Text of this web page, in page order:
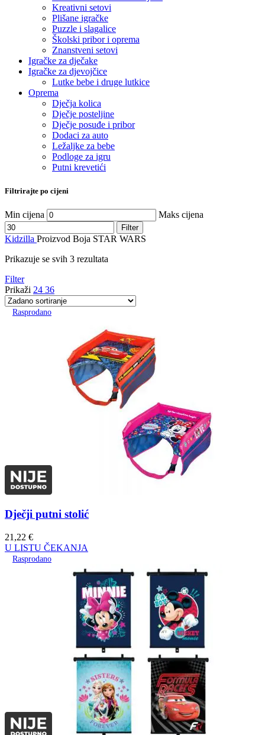
Kreativni setovi
Plišane igračke
Puzzle i slagalice
Školski pribor i oprema
Znanstveni setovi
Igračke za dječake
Igračke za djevojčice
Lutke bebe i druge lutkice
Oprema
Dječja kolica
Dječje posteljine
Dječje posuđe i pribor
Dodaci za auto
Ležaljke za bebe
Podloge za igru
Putni krevetići
Filtrirajte po cijeni
Min cijena Maks cijena
Filter
Kidzilla Proizvod Boja STAR WARS
Prikazuje se svih 3 rezultata
Filter
Prikaži 24 36
Rasprodano
Dječji putni stolić
21,22 €
U LISTU ČEKANJA
Rasprodano